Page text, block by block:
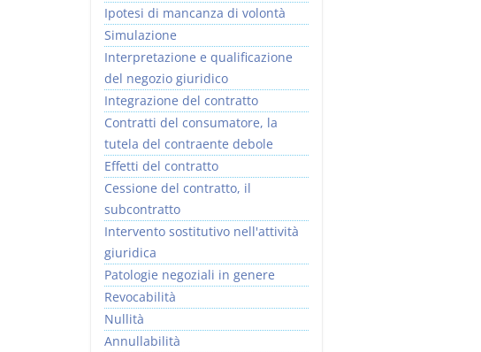
Ipotesi di mancanza di volontà
Simulazione
Interpretazione e qualificazione
del negozio giuridico
Integrazione del contratto
Contratti del consumatore, la
tutela del contraente debole
Effetti del contratto
Cessione del contratto, il
subcontratto
Intervento sostitutivo nell'attività
giuridica
Patologie negoziali in genere
Revocabilità
Nullità
Annullabilità